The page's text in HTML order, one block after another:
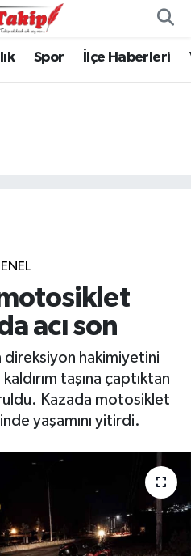
Spor İlçe Haberleri
acı son
direksiyon hakimiyetini
taşına çaptıktan
Kazada motosiklet
yaşamını yitirdi.